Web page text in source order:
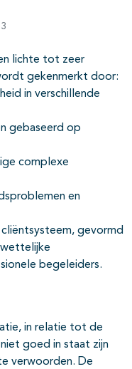
lichte tot zeer
gekenmerkt door:
in verschillende
gebaseerd op
complexe
en
gevormd
begeleiders.
in relatie tot de
goed in staat zijn
verwoorden. De